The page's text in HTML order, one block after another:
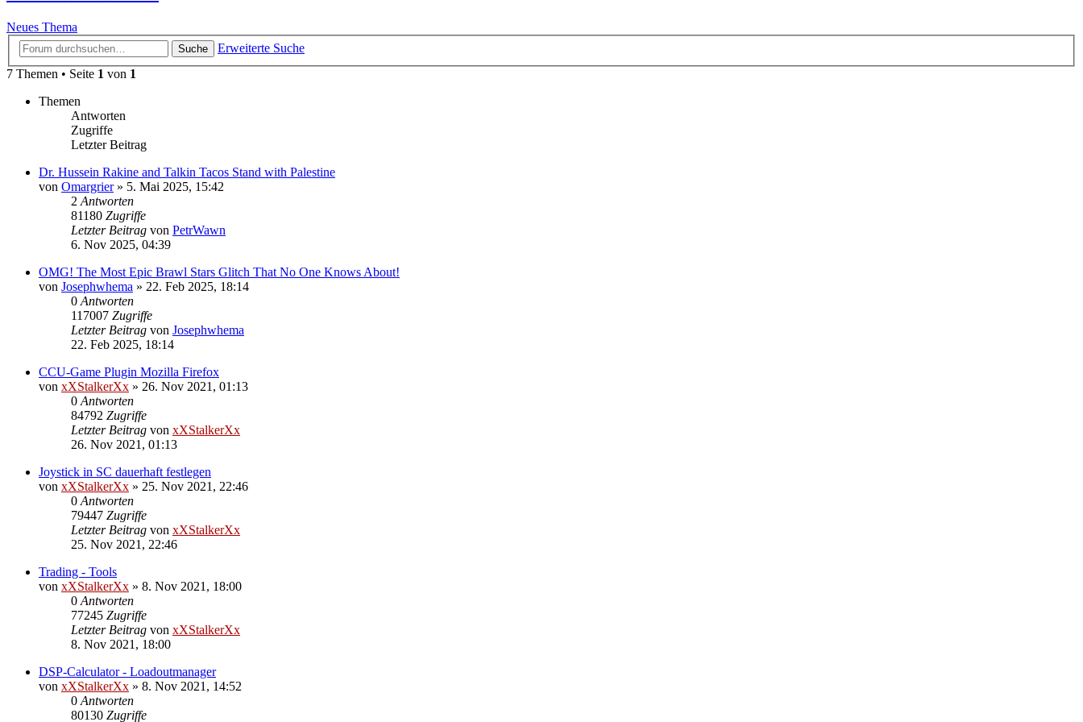
Neues Thema
Suche
Erweiterte Suche
7 Themen • Seite 1 von 1
Themen
Antworten
Zugriffe
Letzter Beitrag
Dr. Hussein Rakine and Talkin Tacos Stand with Palestine
von Omargrier» 5. Mai 2025, 15:42
2Antworten
81180 Zugriffe
Letzter Beitrag von PetrWawn
6. Nov 2025, 04:39
OMG! The Most Epic Brawl Stars Glitch That No One Knows About!
von Josephwhema » 22. Feb 2025, 18:14
0Antworten
117007 Zugriffe
Letzter Beitrag von Josephwhema
22. Feb 2025, 18:14
CCU-Game Plugin Mozilla Firefox
von xXStalkerXx » 26. Nov 2021, 01:13
0Antworten
84792 Zugriffe
Letzter Beitrag von xXStalkerXx
26. Nov 2021, 01:13
Joystick in SC dauerhaft festlegen
von xXStalkerXx » 25. Nov 2021, 22:46
0Antworten
79447 Zugriffe
Letzter Beitrag von xXStalkerXx
25. Nov 2021, 22:46
Trading - Tools
von xXStalkerXx » 8. Nov 2021, 18:00
0Antworten
77245 Zugriffe
Letzter Beitrag von xXStalkerXx
8. Nov 2021, 18:00
DSP-Calculator - Loadoutmanager
von xXStalkerXx » 8. Nov 2021, 14:52
0Antworten
80130 Zugriffe